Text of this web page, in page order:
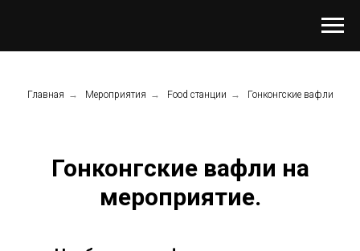
Главная → Мероприятия → Food станции → Гонконгские вафли
Гонконгские вафли на
мероприятие.